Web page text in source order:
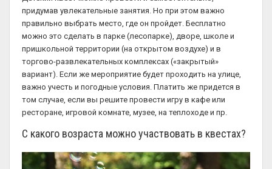
придумав увлекательные занятия. Но при этом важно
правильно выбрать место, где он пройдет. Бесплатно
можно это сделать в парке (лесопарке), дворе, школе и
пришкольной территории (на открытом воздухе) и в
торгово-развлекательных комплексах («закрытый»
вариант). Если же мероприятие будет проходить на улице,
важно учесть и погодные условия. Платить же придется в
том случае, если вы решите провести игру в кафе или
ресторане, игровой комнате, музее, на теплоходе и пр.
С какого возраста можно участвовать в квестах?